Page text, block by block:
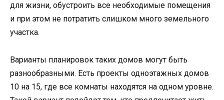
для жизни, обустроить все необходимые помещения
и при этом не потратить слишком много земельного
участка.
Варианты планировок таких домов могут быть
разнообразными. Есть проекты одноэтажных домов
10 на 15, где все комнаты находятся на одном уровне.